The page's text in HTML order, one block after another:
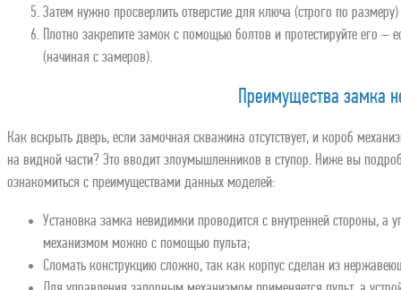
Затем нужно просверлить отверстие для ключа (строго по
Плотно закрепите замок с помощью болтов и протестируйте его –
(начиная с замеров).
Преимущества замка
Как вскрыть дверь, если замочная скважина отсутствует, и короб
на видной части? Это вводит злоумышленников в ступор. Ниже вы
ознакомиться с преимуществами данных моделей:
Установка замка невидимки проводится с внутренней стороны, а
механизмом можно с помощью пульта;
Сломать конструкцию сложно, так как корпус сделан из